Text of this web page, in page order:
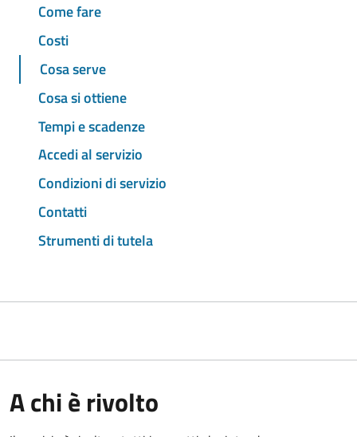
Come fare
Costi
Cosa serve
Cosa si ottiene
Tempi e scadenze
Accedi al servizio
Condizioni di servizio
Contatti
Strumenti di tutela
A chi è rivolto